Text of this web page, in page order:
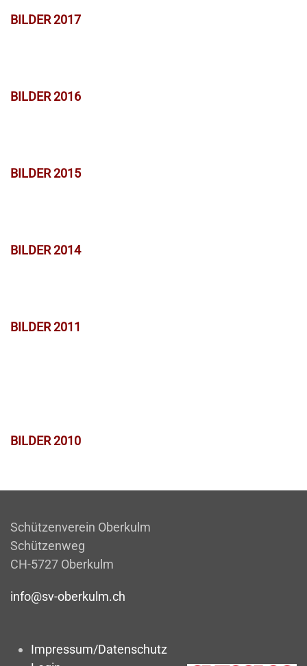
BILDER 2017
BILDER 2016
BILDER 2015
BILDER 2014
BILDER 2011
BILDER 2010
Schützenverein Oberkulm
Schützenweg
CH-5727 Oberkulm
info@sv-oberkulm.ch
Impressum/Datenschutz